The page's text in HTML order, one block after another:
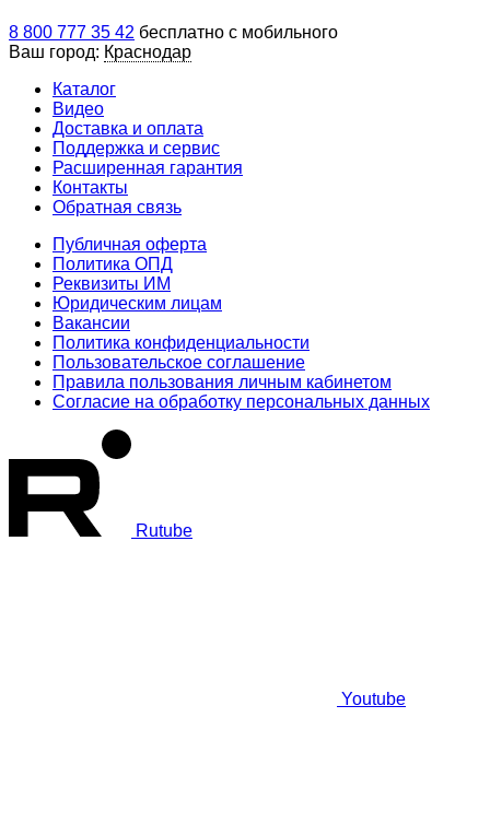
8 800 777 35 42 бесплатно с мобильного
Ваш город: Краснодар
Каталог
Видео
Доставка и оплата
Поддержка и сервис
Расширенная гарантия
Контакты
Обратная связь
Публичная оферта
Политика ОПД
Реквизиты ИМ
Юридическим лицам
Вакансии
Политика конфиденциальности
Пользовательское соглашение
Правила пользования личным кабинетом
Согласие на обработку персональных данных
Rutube
Youtube